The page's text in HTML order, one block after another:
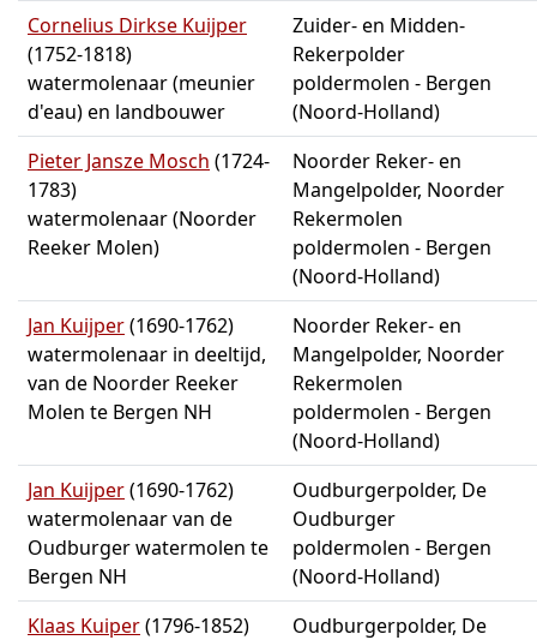
Cornelius Dirkse Kuijper
(1752-1818)
watermolenaar (meunier
d'eau) en landbouwer
Zuider- en Midden-
Rekerpolder
poldermolen - Bergen
(Noord-Holland)
Pieter Jansze Mosch (1724-
1783)
watermolenaar (Noorder
Reeker Molen)
Noorder Reker- en
Mangelpolder, Noorder
Rekermolen
poldermolen - Bergen
(Noord-Holland)
Jan Kuijper(1690-1762)
watermolenaar in deeltijd,
van de Noorder Reeker
Molen te Bergen NH
Noorder Reker- en
Mangelpolder, Noorder
Rekermolen
poldermolen - Bergen
(Noord-Holland)
Jan Kuijper(1690-1762)
watermolenaar van de
Oudburger watermolen te
Bergen NH
Oudburgerpolder, De
Oudburger
poldermolen - Bergen
(Noord-Holland)
Klaas Kuiper(1796-1852)
Oudburgerpolder, De